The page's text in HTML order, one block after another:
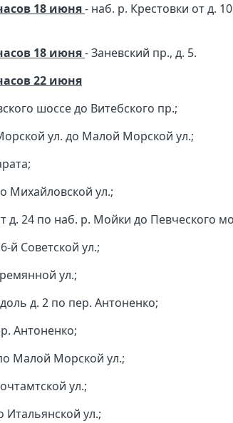
18 июня- наб. р. Крестовки от д.
18 июня- Заневский пр., д. 5.
22 июня
шоссе до Витебского пр.;
ул. до Малой Морской ул.;
Михайловской ул.;
д. 24 по наб. р. Мойки до Певческого
й Советской ул.;
ул.;
д. 2 по пер. Антоненко;
Антоненко;
Малой Морской ул.;
ул.;
Итальянской ул.;